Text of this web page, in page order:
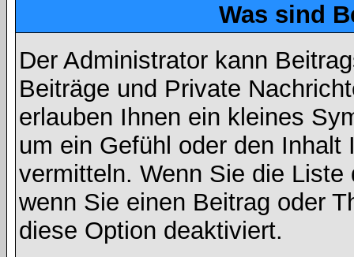
Was sind
Der Administrator kann
Beiträge und Private
erlauben Ihnen ein kleines
um ein Gefühl oder den
vermitteln. Wenn Sie die
wenn Sie einen Beitrag oder
diese Option deaktiviert.